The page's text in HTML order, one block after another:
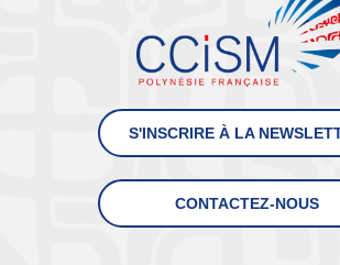
S'INSCRIRE À LA
CONTACTEZ-NOUS